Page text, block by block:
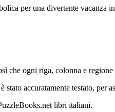
per una divertente vacanza
che ogni riga, colonna e
accuratamente testato, per
libri italiani.